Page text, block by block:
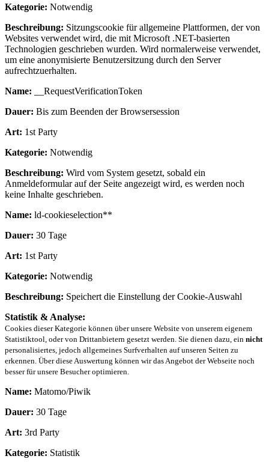
Kategorie: Notwendig
Beschreibung: Sitzungscookie für allgemeine Plattformen, der von
Websites verwendet wird, die mit Microsoft .NET-basierten
Technologien geschrieben wurden. Wird normalerweise verwendet,
um eine anonymisierte Benutzersitzung durch den Server
aufrechtzuerhalten.
Name: __RequestVerificationToken
Dauer: Bis zum Beenden der Browsersession
Art: 1st Party
Kategorie: Notwendig
Beschreibung: Wird vom System gesetzt, sobald ein
Anmeldeformular auf der Seite angezeigt wird, es werden noch
keine Inhalte geschrieben.
Name: ld-cookieselection**
Dauer: 30 Tage
Art: 1st Party
Kategorie: Notwendig
Beschreibung: Speichert die Einstellung der Cookie-Auswahl
Statistik & Analyse:
Cookies dieser Kategorie können über unsere Website von unserem eigenem
Statistiktool, oder von Drittanbietern gesetzt werden. Sie dienen dazu, ein nicht
personalisiertes, jedoch allgemeines Surfverhalten auf unseren Seiten zu
erkennen. Über diese Auswertung können wir das Angebot der Webseite noch
besser für unsere Besucher optimieren.
Name: Matomo/Piwik
Dauer: 30 Tage
Art: 3rd Party
Kategorie: Statistik